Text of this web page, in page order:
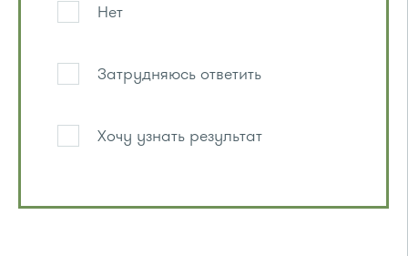
Нет
Затрудняюсь ответить
Хочу узнать результат